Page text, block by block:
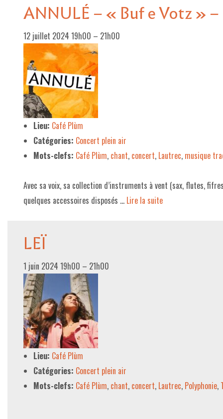
ANNULÉ – « Buf e Votz »
12 juillet 2024 19h00 – 21h00
Lieu: Café Plùm
Catégories: Concert plein air
Mots-clefs: Café Plùm, chant, concert, Lautrec, musique
Avec sa voix, sa collection d’instruments à vent (sax, flutes,
quelques accessoires disposés … Lire la suite­­
LEÏ
1 juin 2024 19h00 – 21h00
Lieu: Café Plùm
Catégories: Concert plein air
Mots-clefs: Café Plùm, chant, concert, Lautrec, Polyphonie,